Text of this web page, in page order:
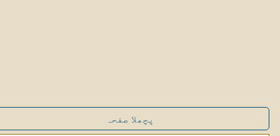
پچھلا صفحہ